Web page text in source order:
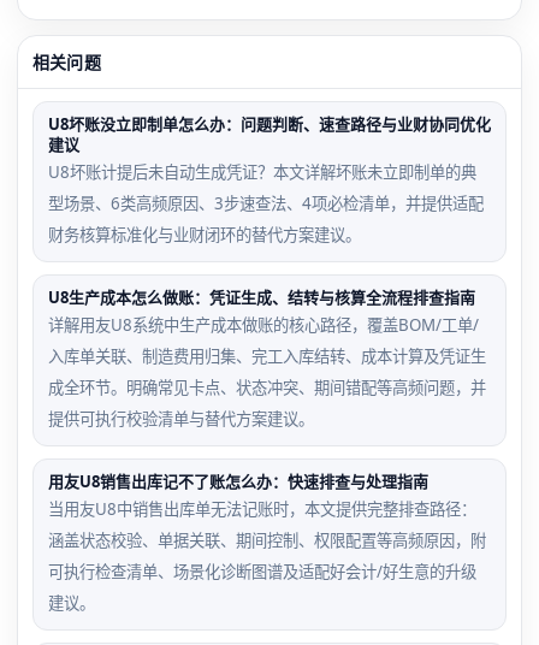
相关问题
U8坏账没立即制单怎么办：问题判断、速查路径与业财协同优化
建议
U8坏账计提后未自动生成凭证？本文详解坏账未立即制单的典
型场景、6类高频原因、3步速查法、4项必检清单，并提供适配
财务核算标准化与业财闭环的替代方案建议。
U8生产成本怎么做账：凭证生成、结转与核算全流程排查指南
详解用友U8系统中生产成本做账的核心路径，覆盖BOM/工单/
入库单关联、制造费用归集、完工入库结转、成本计算及凭证生
成全环节。明确常见卡点、状态冲突、期间错配等高频问题，并
提供可执行校验清单与替代方案建议。
用友U8销售出库记不了账怎么办：快速排查与处理指南
当用友U8中销售出库单无法记账时，本文提供完整排查路径：
涵盖状态校验、单据关联、期间控制、权限配置等高频原因，附
可执行检查清单、场景化诊断图谱及适配好会计/好生意的升级
建议。